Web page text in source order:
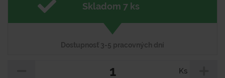
Skladom 7 ks
Dostupnosť 3-5 pracovných dní
Ks